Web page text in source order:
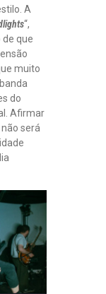
A
“,
que
muito
do
Afirmar
não será